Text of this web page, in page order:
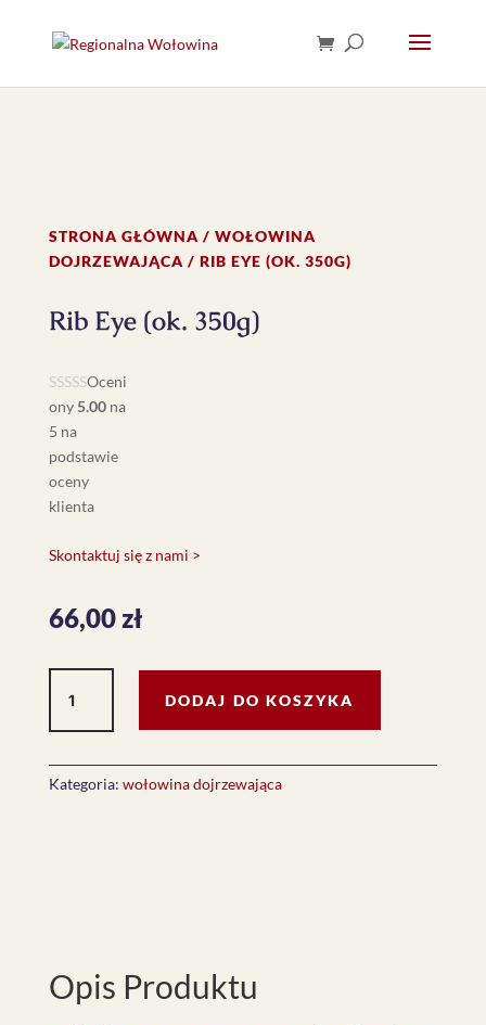
STRONA GŁÓWNA / WOŁOWINA
DOJRZEWAJĄCA / RIB EYE (OK. 350G)
Rib Eye (ok. 350g)
Oceni
ony 5.00na
5 na
podstawie
oceny
klienta
Skontaktuj się z nami >
66,00 zł
Rib
Eye
350g)
DODAJ DO KOSZYKA
Kategoria: wołowina dojrzewająca
Opis Produktu